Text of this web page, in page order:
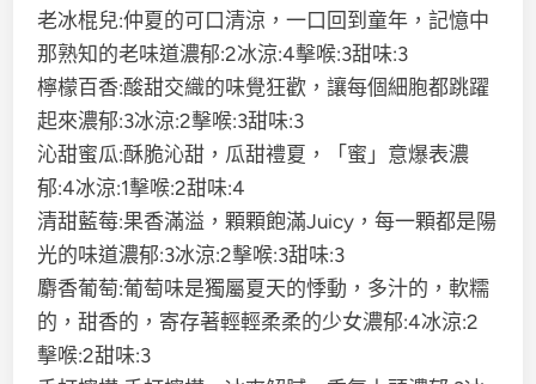
老冰棍兒:仲夏的可口清涼，一口回到童年，記憶中
那熟知的老味道濃郁:2冰涼:4擊喉:3甜味:3
檸檬百香:酸甜交織的味覺狂歡，讓每個細胞都跳躍
起來濃郁:3冰涼:2擊喉:3甜味:3
沁甜蜜瓜:酥脆沁甜，瓜甜禮夏，「蜜」意爆表濃
郁:4冰涼:1擊喉:2甜味:4
清甜藍莓:果香滿溢，顆顆飽滿Juicy，每一顆都是陽
光的味道濃郁:3冰涼:2擊喉:3甜味:3
麝香葡萄:葡萄味是獨屬夏天的悸動，多汁的，軟糯
的，甜香的，寄存著輕輕柔柔的少女濃郁:4冰涼:2
擊喉:2甜味:3